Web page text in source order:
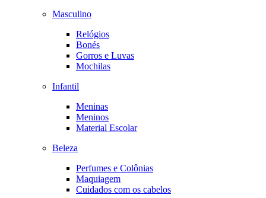
Masculino
Relógios
Bonés
Gorros e Luvas
Mochilas
Infantil
Meninas
Meninos
Material Escolar
Beleza
Perfumes e Colônias
Maquiagem
Cuidados com os cabelos